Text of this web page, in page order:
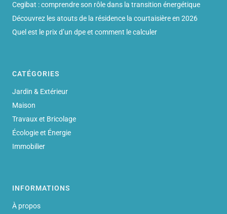
Cegibat : comprendre son rôle dans la transition énergétique
Découvrez les atouts de la résidence la courtaisière en 2026
Quel est le prix d’un dpe et comment le calculer
CATÉGORIES
Jardin & Extérieur
Maison
Travaux et Bricolage
Écologie et Énergie
Immobilier
INFORMATIONS
À propos